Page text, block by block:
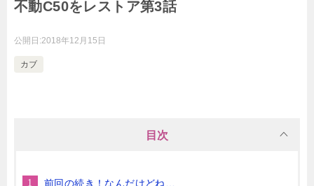
不動C50をレストア第3話
公開日:2018年12月15日
カブ
目次
前回の続き！なんだけどね…